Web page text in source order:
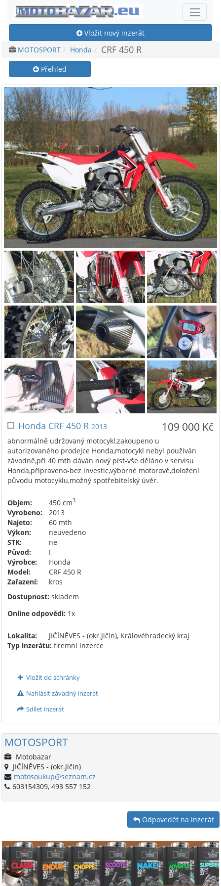
Vložit nový inzerát
MOTOSPORT
Honda CRF 450 R
Přehled
109 000 Kč
Honda CRF 450 R 2013
abnormálně udržovaný motocykl,zakoupeno u
autorizovaného prodejce Honda,motocykl nebyl používán
závodně,při 40 mth dáván nový píst-vše děláno v servisu
Honda,připraveno-bez investic,výborné motorově,doložení
původu motocyklu,možný spotřebitelský úvěr.
Objem: 450 cm3
Vyrobeno:
2013
Najeto:
60 mth
Výkon:
neuvedeno
STK:
ne
Původ:
I
Výrobce:
Honda
Model:
CRF 450 R
Zařazení:
kros
Dostupnost: skladem
Online odpovědi: 1x
Lokalita:
JIČÍNĚVES - (okr.Jičín), Královéhradecký kraj
Typ inzerátu: firemní inzerce
Vložit do schránky
Nahlásit závadný inzerát
Sdílet inzerát
MOTOSPORT
Motobazar
JIČÍNĚVES - (okr.Jičín)
motosoukup@seznam.cz
603154309, 493 557 152
Odpovedět na inzerát